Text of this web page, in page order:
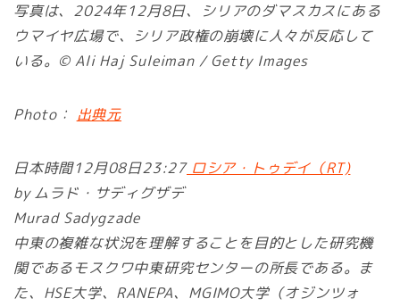
写真は、2024年12月8日、シリアのダマスカスにある
ウマイヤ広場で、シリア政権の崩壊に人々が反応して
いる。© Ali Haj Suleiman / Getty Images
Photo： 出典元
日本時間12月08日23:27ロシア・トゥデイ（RT)
by ムラド・サディグザデ
Murad Sadygzade
中東の複雑な状況を理解することを目的とした研究機
関であるモスクワ中東研究センターの所長である。ま
た、HSE大学、RANEPA、MGIMO大学（オジンツォ